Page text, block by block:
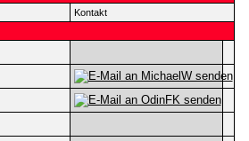
Kontakt